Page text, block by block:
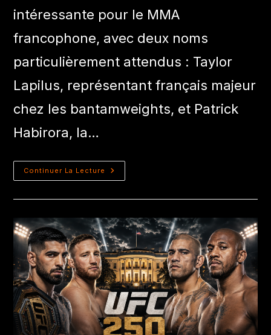
intéressante pour le MMA
francophone, avec deux noms
particulièrement attendus : Taylor
Lapilus, représentant français majeur
chez les bantamweights, et Patrick
Habirora, la…
Continuer La Lecture